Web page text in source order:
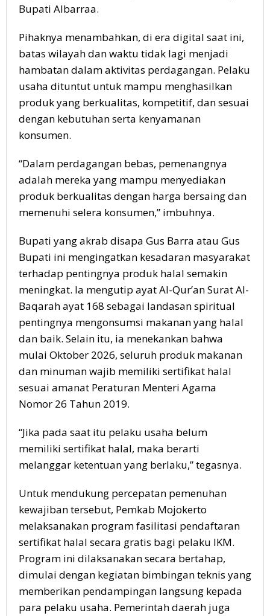
Bupati Albarraa.
Pihaknya menambahkan, di era digital saat ini,
batas wilayah dan waktu tidak lagi menjadi
hambatan dalam aktivitas perdagangan. Pelaku
usaha dituntut untuk mampu menghasilkan
produk yang berkualitas, kompetitif, dan sesuai
dengan kebutuhan serta kenyamanan
konsumen.
“Dalam perdagangan bebas, pemenangnya
adalah mereka yang mampu menyediakan
produk berkualitas dengan harga bersaing dan
memenuhi selera konsumen,” imbuhnya.
Bupati yang akrab disapa Gus Barra atau Gus
Bupati ini mengingatkan kesadaran masyarakat
terhadap pentingnya produk halal semakin
meningkat. Ia mengutip ayat Al-Qur’an Surat Al-
Baqarah ayat 168 sebagai landasan spiritual
pentingnya mengonsumsi makanan yang halal
dan baik. Selain itu, ia menekankan bahwa
mulai Oktober 2026, seluruh produk makanan
dan minuman wajib memiliki sertifikat halal
sesuai amanat Peraturan Menteri Agama
Nomor 26 Tahun 2019.
“Jika pada saat itu pelaku usaha belum
memiliki sertifikat halal, maka berarti
melanggar ketentuan yang berlaku,” tegasnya.
Untuk mendukung percepatan pemenuhan
kewajiban tersebut, Pemkab Mojokerto
melaksanakan program fasilitasi pendaftaran
sertifikat halal secara gratis bagi pelaku IKM.
Program ini dilaksanakan secara bertahap,
dimulai dengan kegiatan bimbingan teknis yang
memberikan pendampingan langsung kepada
para pelaku usaha. Pemerintah daerah juga